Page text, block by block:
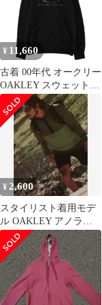
¥ 11,660
古着 00年代 オークリー
OAKLEY スウェットプ
ルオーバーパーカー メ
ンズM相当/eaa587186
¥ 2,600
スタイリスト着用モデ
ル OAKLEY アノラッ
クパーカー